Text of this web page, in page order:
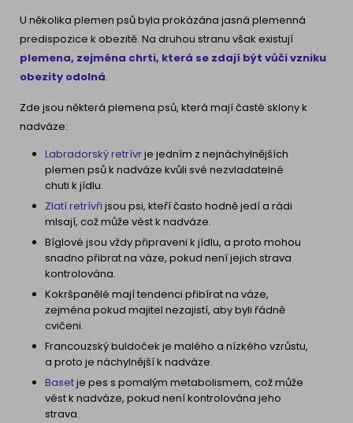
U několika plemen psů byla prokázána jasná plemenná
predispozice k obezitě. Na druhou stranu však existují
plemena, zejména chrti, která se zdají být vůči vzniku
obezity odolná.
Zde jsou některá plemena psů, která mají časté sklony k
nadváze:
Labradorský retrívrje jedním z nejnáchylnějších
plemen psů k nadváze kvůli své nezvladatelné
chuti k jídlu.
Zlatí retrívři jsou psi, kteří často hodně jedí a rádi
mlsají, což může vést k nadváze.
Bíglové jsou vždy připraveni k jídlu, a proto mohou
snadno přibrat na váze, pokud není jejich strava
kontrolována.
Kokršpanělé mají tendenci přibírat na váze,
zejména pokud majitel nezajistí, aby byli řádně
cvičeni.
Francouzský buldoček je malého a nízkého vzrůstu,
a proto je náchylnější k nadváze.
Basetje pes s pomalým metabolismem, což může
vést k nadváze, pokud není kontrolována jeho
strava.